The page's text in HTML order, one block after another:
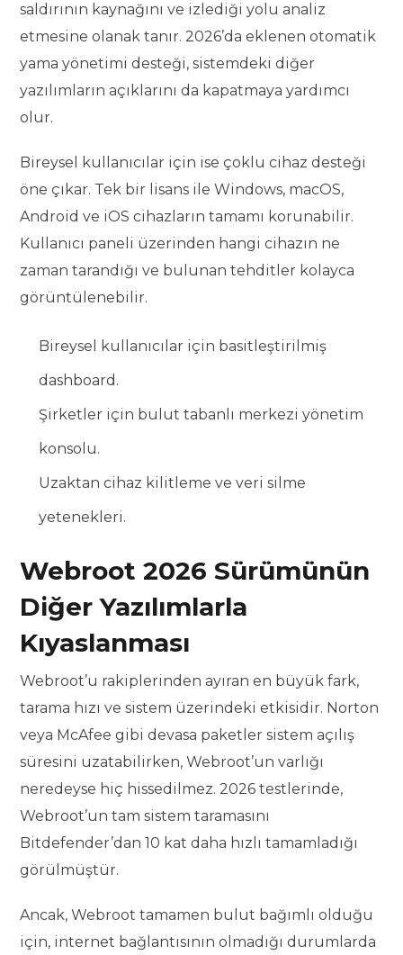
saldırının kaynağını ve izlediği yolu analiz
etmesine olanak tanır. 2026’da eklenen otomatik
yama yönetimi desteği, sistemdeki diğer
yazılımların açıklarını da kapatmaya yardımcı
olur.
Bireysel kullanıcılar için ise çoklu cihaz desteği
öne çıkar. Tek bir lisans ile Windows, macOS,
Android ve iOS cihazların tamamı korunabilir.
Kullanıcı paneli üzerinden hangi cihazın ne
zaman tarandığı ve bulunan tehditler kolayca
görüntülenebilir.
Bireysel kullanıcılar için basitleştirilmiş
dashboard.
Şirketler için bulut tabanlı merkezi yönetim
konsolu.
Uzaktan cihaz kilitleme ve veri silme
yetenekleri.
Webroot 2026 Sürümünün
Diğer Yazılımlarla
Kıyaslanması
Webroot’u rakiplerinden ayıran en büyük fark,
tarama hızı ve sistem üzerindeki etkisidir. Norton
veya McAfee gibi devasa paketler sistem açılış
süresini uzatabilirken, Webroot’un varlığı
neredeyse hiç hissedilmez. 2026 testlerinde,
Webroot’un tam sistem taramasını
Bitdefender’dan 10 kat daha hızlı tamamladığı
görülmüştür.
Ancak, Webroot tamamen bulut bağımlı olduğu
için, internet bağlantısının olmadığı durumlarda